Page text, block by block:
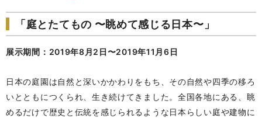
「庭とたてもの 〜眺めて感じる日本〜」
展示期間：2019年8月2日〜2019年11月6日
日本の庭園は自然と深いかかわりをもち、その自然や四季の移ろ
いとともにつくられ、生き続けてきました。全国各地にある、眺
めるだけで歴史と伝統を感じられるような日本らしい庭や建物に